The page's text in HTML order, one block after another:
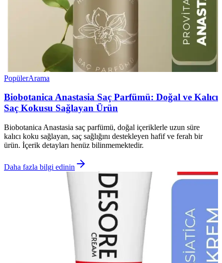
PopülerArama
Biobotanica Anastasia Saç Parfümü: Doğal ve Kalıcı
Saç Kokusu Sağlayan Ürün
Biobotanica Anastasia saç parfümü, doğal içeriklerle uzun süre
kalıcı koku sağlayan, saç sağlığını destekleyen hafif ve ferah bir
ürün. İçerik detayları henüz bilinmemektedir.
Daha fazla bilgi edinin